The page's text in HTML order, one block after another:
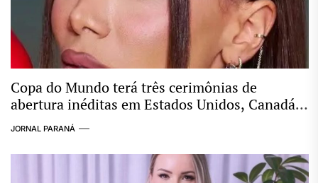
Copa do Mundo terá três cerimônias de
abertura inéditas em Estados Unidos, Canadá e
México
JORNAL PARANÁ